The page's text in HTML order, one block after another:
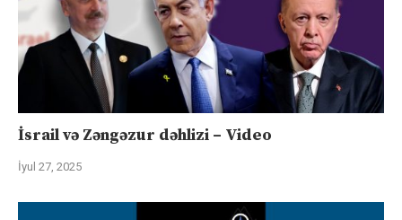
İsrail və Zəngəzur dəhlizi – Video
İyul 27, 2025